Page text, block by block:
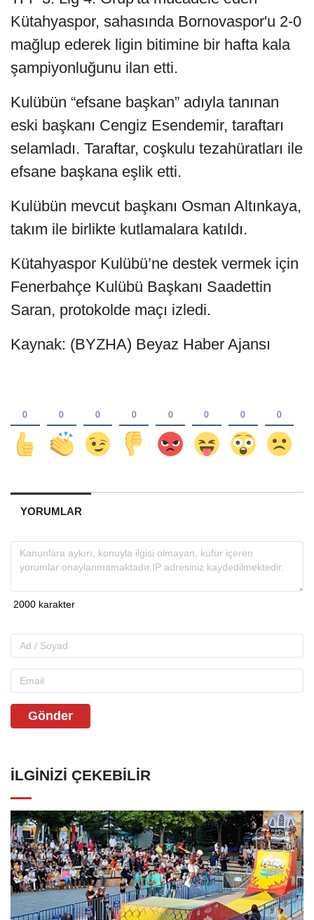
Kütahyaspor, sahasında Bornovaspor'u 2-0
mağlup ederek ligin bitimine bir hafta kala
şampiyonluğunu ilan etti.
Kulübün “efsane başkan” adıyla tanınan
eski başkanı Cengiz Esendemir, taraftarı
selamladı. Taraftar, coşkulu tezahüratları ile
efsane başkana eşlik etti.
Kulübün mevcut başkanı Osman Altınkaya,
takım ile birlikte kutlamalara katıldı.
Kütahyaspor Kulübü’ne destek vermek için
Fenerbahçe Kulübü Başkanı Saadettin
Saran, protokolde maçı izledi.
Kaynak: (BYZHA) Beyaz Haber Ajansı
YORUMLAR
Gönder
İLGINIZI ÇEKEBILIR